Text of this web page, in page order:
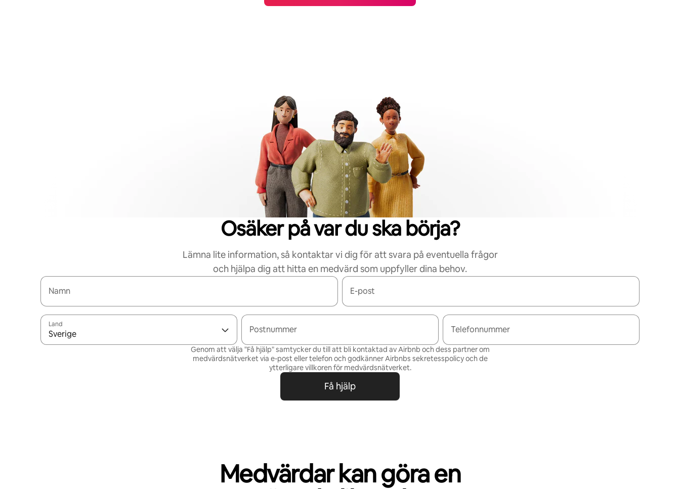
Osäker på var du ska börja?
Lämna lite information, så kontaktar vi dig för att svara på eventuella frågor
och hjälpa dig att hitta en medvärd som uppfyller dina behov.
Namn E-post
Land
Sverige Postnummer Telefonnummer
Genom att välja "Få hjälp" samtycker du till att bli kontaktad av Airbnb och dess partner om
medvärdsnätverket via e-post eller telefon och godkänner Airbnbs sekretesspolicy och de
ytterligare villkoren för medvärdsnätverket.
Få hjälp
Medvärdar kan göra en